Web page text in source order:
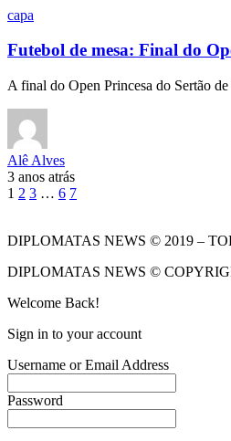
capa
Futebol de mesa: Final do
A final do Open Princesa do Sertão
Alê Alves
3 anos atrás
1 2 3 … 6 7
DIPLOMATAS NEWS © 2019 –
DIPLOMATAS NEWS ©
Welcome Back!
Sign in to your account
Username or Email Address
Password